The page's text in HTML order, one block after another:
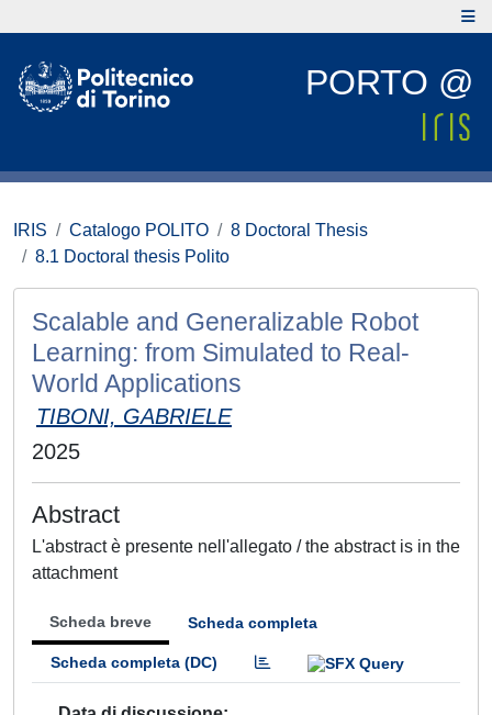
PORTO @
IRIS Catalogo POLITO
8 Doctoral Thesis
8.1 Doctoral thesis Polito
Scalable and Generalizable Robot
Learning: from Simulated to Real-
World Applications
TIBONI, GABRIELE
2025
Abstract
L'abstract è presente nell'allegato / the abstract is in the
attachment
Scheda breve Scheda completa
Scheda completa (DC)